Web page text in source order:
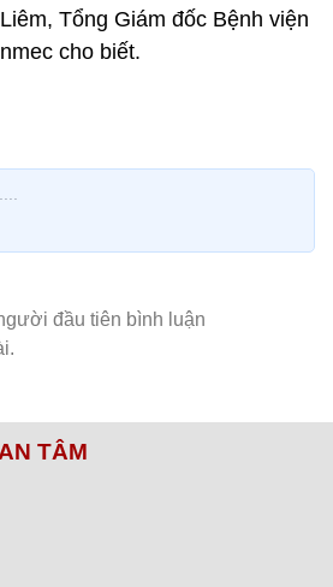
Tổng Giám đốc Bệnh viện
cho biết.
TÂM